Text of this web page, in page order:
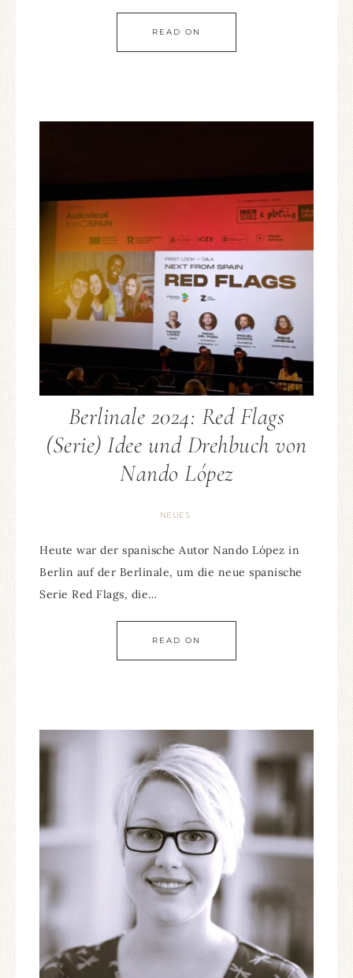
READ ON
Berlinale 2024: Red Flags
(Serie) Idee und Drehbuch von
Nando López
NEUES
Heute war der spanische Autor Nando López in
Berlin auf der Berlinale, um die neue spanische
Serie Red Flags, die…
READ ON